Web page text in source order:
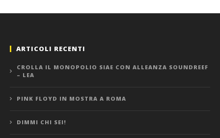
ARTICOLI RECENTI
CROLLA IL MONOPOLIO SIAE CON ALLEANZA SOUNDREEF
– LEA
PINK FLOYD IN MOSTRA A ROMA
DIMMI CHI SEI!